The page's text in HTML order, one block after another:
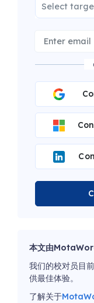
Select
本文由
我们的校对员目
供最佳体验。
了解关于